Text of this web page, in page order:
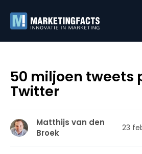
50 miljoen tweets
Twitter
Matthijs van den
Broek
23